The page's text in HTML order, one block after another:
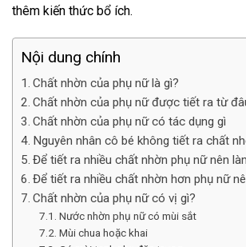
thêm kiến thức bổ ích.
Nội dung chính
Chất nhờn của phụ nữ là gì?
Chất nhờn của phụ nữ được tiết ra từ
Chất nhờn của phụ nữ có tác dụng gì
Nguyên nhân cô bé không tiết ra chất
Để tiết ra nhiều chất nhờn phụ nữ nên
Để tiết ra nhiều chất nhờn hơn phụ nữ
Chất nhờn của phụ nữ có vị gì?
Nước nhờn phụ nữ có mùi sắt
Mùi chua hoặc khai